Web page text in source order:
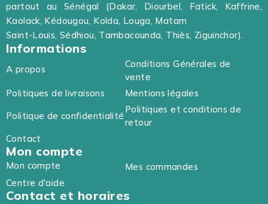
partout au Sénégal (Dakar, Diourbel, Fatick, Kaffrine,
Kaolack, Kédougou, Kolda, Louga, Matam
Saint-Louis, Sédhiou, Tambacounda, Thiès, Ziguinchor).
Informations
A propos
Conditions Générales de
vente
Politiques de livraisons
Mentions légales
Politique de confidentialité
Politiques et conditions de
retour
Contact
Mon compte
Mon compte
Mes commandes
Centre d'aide
Contact et horaires